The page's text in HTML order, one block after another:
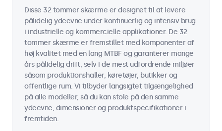
Disse 32 tommer skærme er designet til at levere
pålidelig ydeevne under kontinuerlig og intensiv brug
i industrielle og kommercielle applikationer. De 32
tommer skærme er fremstillet med komponenter af
høj kvalitet med en lang MTBF og garanterer mange
års pålidelig drift, selv i de mest udfordrende miljøer
såsom produktionshaller, køretøjer, butikker og
offentlige rum. Vi tilbyder langsigtet tilgængelighed
på alle modeller, så du kan stole på den samme
ydeevne, dimensioner og produktspecifikationer i
fremtiden.